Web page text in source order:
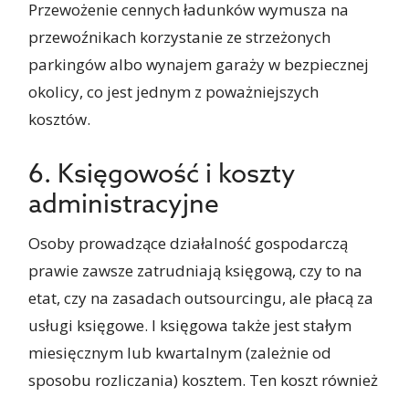
Przewożenie cennych ładunków wymusza na
przewoźnikach korzystanie ze strzeżonych
parkingów albo wynajem garaży w bezpiecznej
okolicy, co jest jednym z poważniejszych
kosztów.
6. Księgowość i koszty
administracyjne
Osoby prowadzące działalność gospodarczą
prawie zawsze zatrudniają księgową, czy to na
etat, czy na zasadach outsourcingu, ale płacą za
usługi księgowe. I księgowa także jest stałym
miesięcznym lub kwartalnym (zależnie od
sposobu rozliczania) kosztem. Ten koszt również